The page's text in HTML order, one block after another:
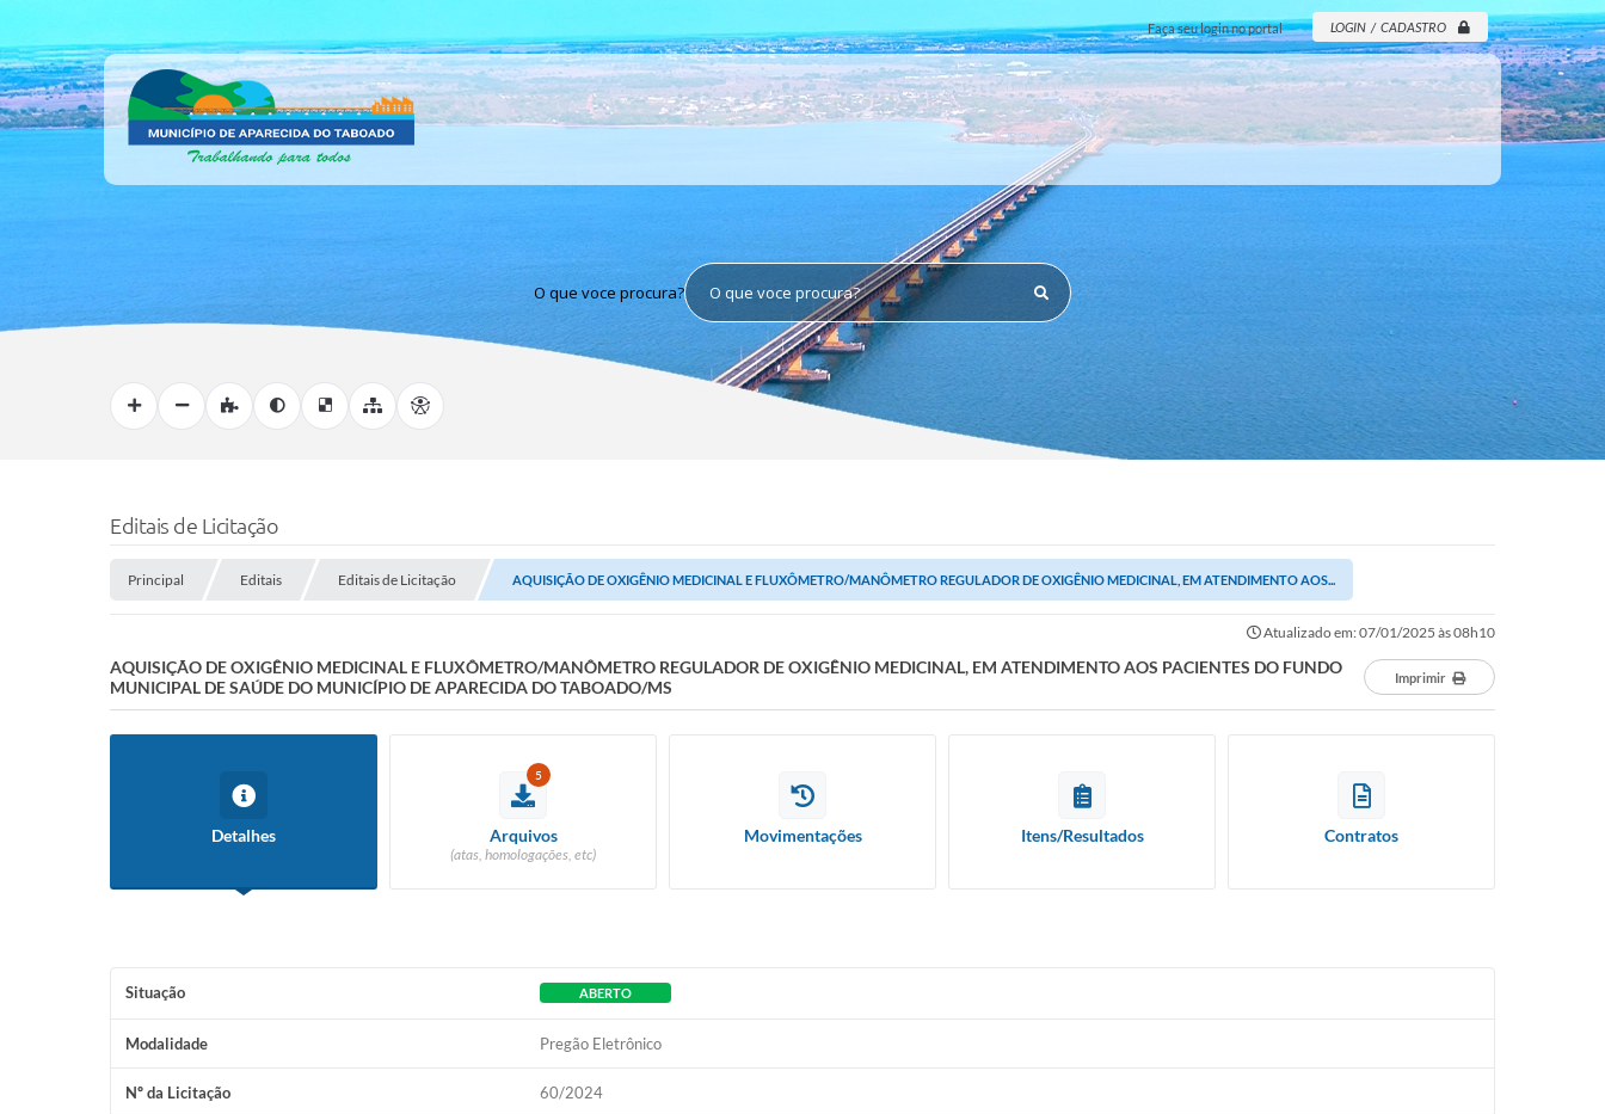
Faça seu login no portal LOGIN / CADASTRO
O que voce procura?
Editais de Licitação
Principal Editais Editais de Licitação AQUISIÇÃO DE OXIGÊNIO MEDICINAL E FLUXÔMETRO/MANÔMETRO REGULADOR DE OXIGÊNIO MEDICINAL, EM ATENDIMENTO AOS...
Atualizado em: 07/01/2025 às 08h10
AQUISIÇÃO DE OXIGÊNIO MEDICINAL E FLUXÔMETRO/MANÔMETRO REGULADOR DE OXIGÊNIO MEDICINAL, EM ATENDIMENTO AOS PACIENTES DO FUNDO
MUNICIPAL DE SAÚDE DO MUNICÍPIO DE APARECIDA DO TABOADO/MS
Imprimir
Detalhes
5
Arquivos
(atas, homologações, etc)
Movimentações Itens/Resultados Contratos
Situação ABERTO
Modalidade Pregão Eletrônico
Nº da Licitação 60/2024